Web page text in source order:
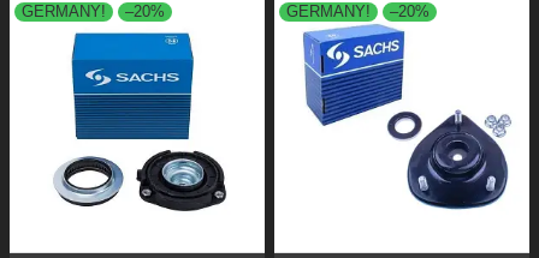
GERMANY! –20% GERMANY! –20%